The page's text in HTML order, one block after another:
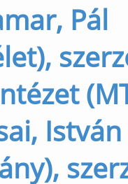
Pál
István